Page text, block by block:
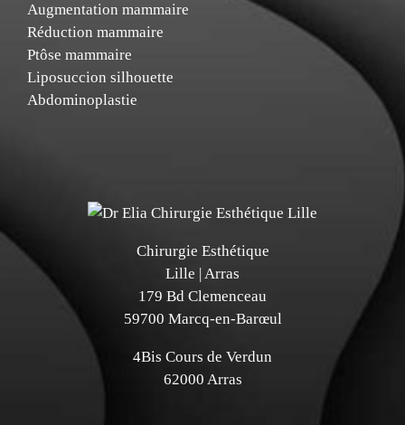
Augmentation mammaire
Réduction mammaire
Ptôse mammaire
Liposuccion silhouette
Abdominoplastie
Chirurgie Esthétique
Lille | Arras
179 Bd Clemenceau
59700 Marcq-en-Barœul
4Bis Cours de Verdun
62000 Arras